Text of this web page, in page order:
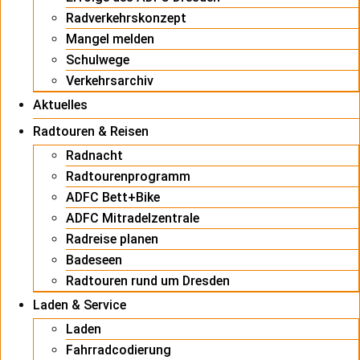
Radverkehrskonzept
Mangel melden
Schulwege
Verkehrsarchiv
Aktuelles
Radtouren & Reisen
Radnacht
Radtourenprogramm
ADFC Bett+Bike
ADFC Mitradelzentrale
Radreise planen
Badeseen
Radtouren rund um Dresden
Laden & Service
Laden
Fahrradcodierung